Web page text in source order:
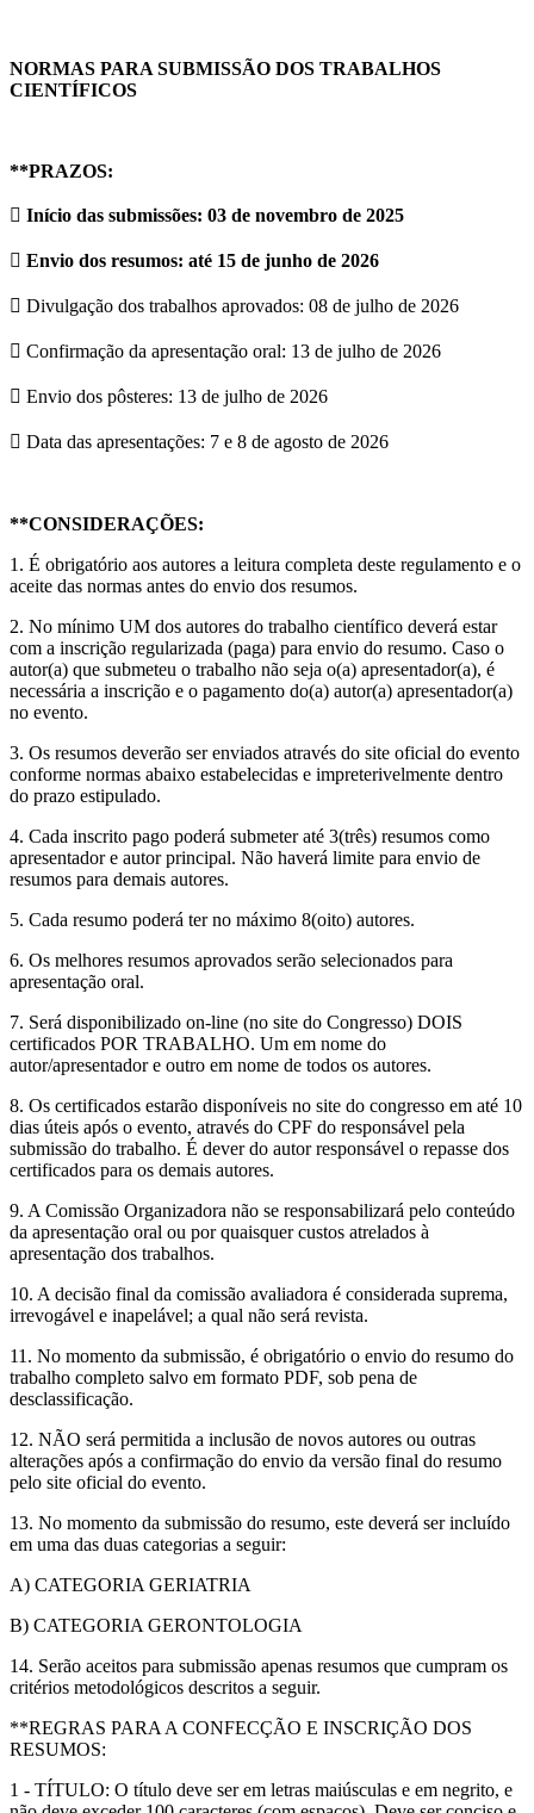
NORMAS PARA SUBMISSÃO DOS TRABALHOS
CIENTÍFICOS
**PRAZOS:
 Início das submissões: 03 de novembro de 2025
 Envio dos resumos: até 15 de junho de 2026
 Divulgação dos trabalhos aprovados: 08 de julho de 2026
 Confirmação da apresentação oral: 13 de julho de 2026
 Envio dos pôsteres: 13 de julho de 2026
 Data das apresentações: 7 e 8 de agosto de 2026
**CONSIDERAÇÕES:
1. É obrigatório aos autores a leitura completa deste regulamento e o
aceite das normas antes do envio dos resumos.
2. No mínimo UM dos autores do trabalho científico deverá estar
com a inscrição regularizada (paga) para envio do resumo. Caso o
autor(a) que submeteu o trabalho não seja o(a) apresentador(a), é
necessária a inscrição e o pagamento do(a) autor(a) apresentador(a)
no evento.
3. Os resumos deverão ser enviados através do site oficial do evento
conforme normas abaixo estabelecidas e impreterivelmente dentro
do prazo estipulado.
4. Cada inscrito pago poderá submeter até 3(três) resumos como
apresentador e autor principal. Não haverá limite para envio de
resumos para demais autores.
5. Cada resumo poderá ter no máximo 8(oito) autores.
6. Os melhores resumos aprovados serão selecionados para
apresentação oral.
7. Será disponibilizado on-line (no site do Congresso) DOIS
certificados POR TRABALHO. Um em nome do
autor/apresentador e outro em nome de todos os autores.
8. Os certificados estarão disponíveis no site do congresso em até 10
dias úteis após o evento, através do CPF do responsável pela
submissão do trabalho. É dever do autor responsável o repasse dos
certificados para os demais autores.
9. A Comissão Organizadora não se responsabilizará pelo conteúdo
da apresentação oral ou por quaisquer custos atrelados à
apresentação dos trabalhos.
10. A decisão final da comissão avaliadora é considerada suprema,
irrevogável e inapelável; a qual não será revista.
11. No momento da submissão, é obrigatório o envio do resumo do
trabalho completo salvo em formato PDF, sob pena de
desclassificação.
12. NÃO será permitida a inclusão de novos autores ou outras
alterações após a confirmação do envio da versão final do resumo
pelo site oficial do evento.
13. No momento da submissão do resumo, este deverá ser incluído
em uma das duas categorias a seguir:
A) CATEGORIA GERIATRIA
B) CATEGORIA GERONTOLOGIA
14. Serão aceitos para submissão apenas resumos que cumpram os
critérios metodológicos descritos a seguir.
**REGRAS PARA A CONFECÇÃO E INSCRIÇÃO DOS
RESUMOS:
1 - TÍTULO: O título deve ser em letras maiúsculas e em negrito, e